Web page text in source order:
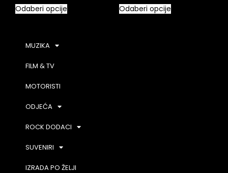
Odaberi opcije Odaberi opcije
MUZIKA
FILM & TV
MOTORISTI
ODJEĆA
ROCK DODACI
SUVENIRI
IZRADA PO ŽELJI